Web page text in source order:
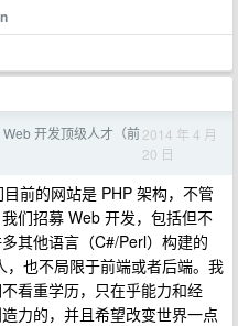
开发顶级人才（前2014 年 4 月
20 日
前的网站是 PHP 架构，不管
们招募 Web 开发，包括但不
其他语言（C#/Perl）构建的
也不局限于前端或者后端。我
看重学历，只在乎能力和经
力的，并且希望改变世界一点